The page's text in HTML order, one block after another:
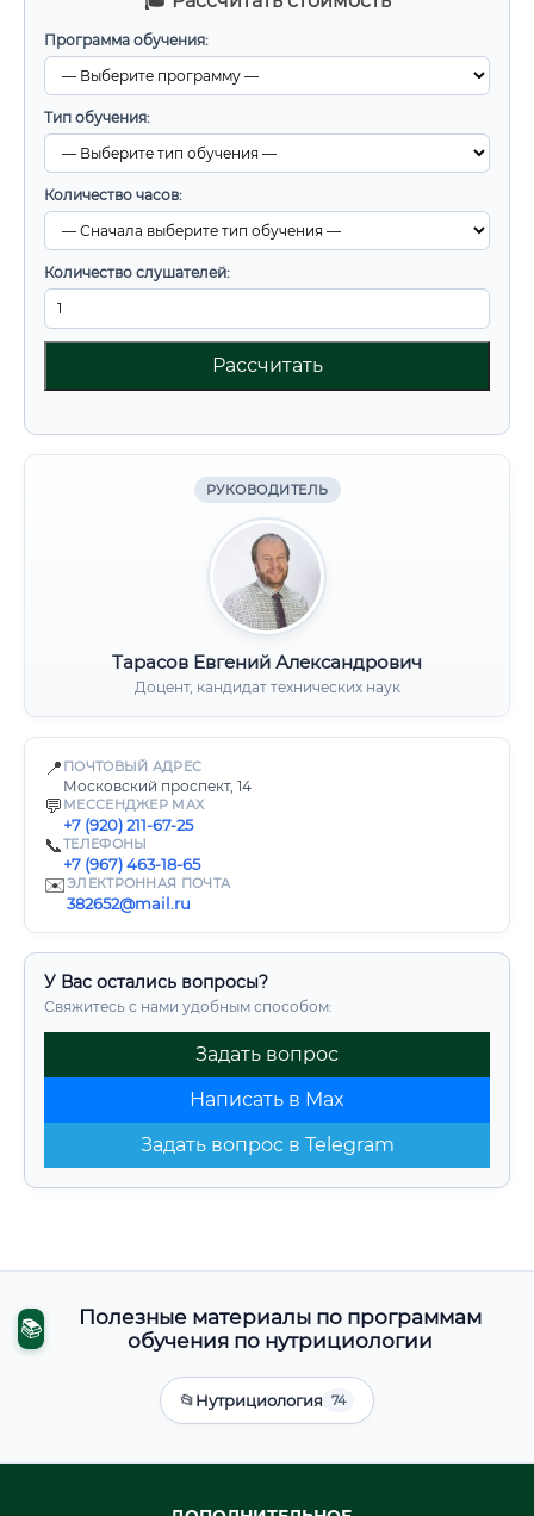
Программа обучения:
Тип обучения:
Количество часов:
Количество слушателей:
Рассчитать
РУКОВОДИТЕЛЬ
Тарасов Евгений Александрович
Доцент, кандидат технических наук
📍 ПОЧТОВЫЙ АДРЕС
Московский проспект, 14
💬 МЕССЕНДЖЕР MAX
+7 (920) 211-67-25
📞ТЕЛЕФОНЫ
+7 (967) 463-18-65
✉️ЭЛЕКТРОННАЯ ПОЧТА
382652@mail.ru
У Вас остались вопросы?
Свяжитесь с нами удобным способом:
Задать вопрос
Написать в Max
Задать вопрос в Telegram
📚
Полезные материалы по программам
обучения по нутрициологии
📂Нутрициология 74